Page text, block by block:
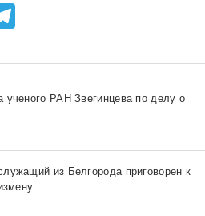
РАН Звегинцева по делу о
из Белгорода приговорен к